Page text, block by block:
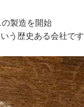
製造を開始
いう歴史ある会社で